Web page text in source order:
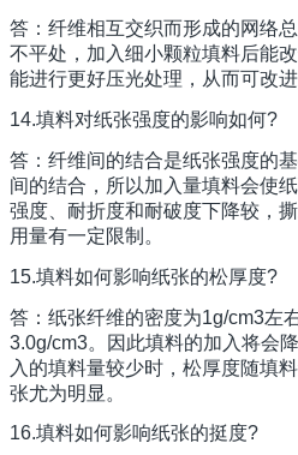
答：纤维相互交织而形成的网络
不平处，加入细小颗粒填料后能
能进行更好压光处理，从而可改
14.填料对纸张强度的影响如何?
答：纤维间的结合是纸张强度的
间的结合，所以加入量填料会使
强度、耐折度和耐破度下降较，
用量有一定限制。
15.填料如何影响纸张的松厚度?
答：纸张纤维的密度为1g/cm3左
3.0g/cm3。因此填料的加入将会
入的填料量较少时，松厚度随填
张尤为明显。
16.填料如何影响纸张的挺度?